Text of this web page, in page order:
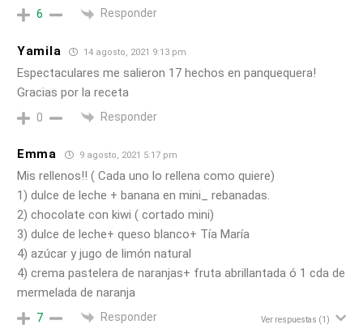
6 Responder
Yamila 14 agosto, 2021 9:13 pm
Espectaculares me salieron 17 hechos en panquequera!
Gracias por la receta
0 Responder
Emma 9 agosto, 2021 5:17 pm
Mis rellenos!! ( Cada uno lo rellena como quiere)
1) dulce de leche + banana en mini_ rebanadas.
2) chocolate con kiwi ( cortado mini)
3) dulce de leche+ queso blanco+ Tía María
4) azúcar y jugo de limón natural
4) crema pastelera de naranjas+ fruta abrillantada ó 1 cda de
mermelada de naranja
7 Responder Ver respuestas (1)